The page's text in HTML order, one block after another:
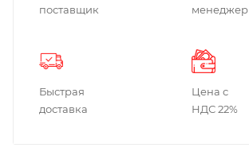
поставщик
менеджер
Быстрая
доставка
Цена с
НДС 22%